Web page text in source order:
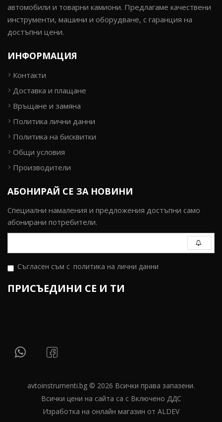
автомобили и товарни камиони. Предлагаме качествени
инструменти, машини и оборудване, с гаранция на
достъпни цени.
ИНФОРМАЦИЯ
Контакти
Доставка и плащане
Връщане и замяна
Политика лични данни
Политика на бисквитки
Общи условия
Производители
АБОНИРАЙ СЕ ЗА НОВИНИ
Специални намаления и предложения достъпни само
абонирани потребители.
Съгласен съм с политика на лични данни
ПРИСЪЕДИНИ СЕ И ТИ
avtoinstrumenti.bg © 2026 Всички права запазени.
Всички цени на сайта са с Включено ДДС
Изработка на онлайн магазин от ALDEV